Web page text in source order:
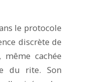
le protocole
discrète de
cachée
du rite. Son